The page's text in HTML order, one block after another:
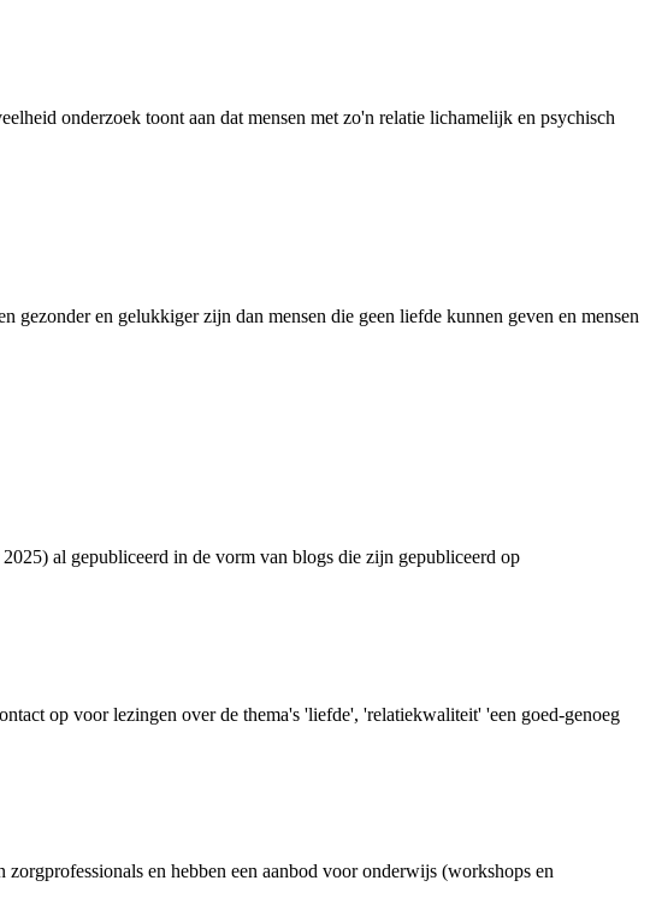
onderzoek toont aan dat mensen met zo'n relatie lichamelijk en psychisch
gezonder en gelukkiger zijn dan mensen die geen liefde kunnen geven en mensen
al gepubliceerd in de vorm van blogs die zijn gepubliceerd op
op voor lezingen over de thema's 'liefde', 'relatiekwaliteit' 'een goed-genoeg
en hebben een aanbod voor onderwijs (workshops en